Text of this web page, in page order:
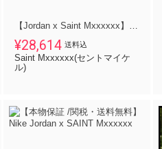
¥28,614 送料込
Saint Mxxxxxx(セントマイケ
ル)